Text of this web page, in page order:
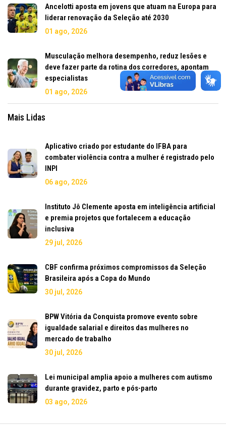
Ancelotti aposta em jovens que atuam na Europa para
liderar renovação da Seleção até 2030
01 ago, 2026
Musculação melhora desempenho, reduz lesões e
deve fazer parte da rotina dos corredores, apontam
especialistas
01 ago, 2026
Mais Lidas
Aplicativo criado por estudante do IFBA para
combater violência contra a mulher é registrado pelo
INPI
06 ago, 2026
Instituto Jô Clemente aposta em inteligência artificial
e premia projetos que fortalecem a educação
inclusiva
29 jul, 2026
CBF confirma próximos compromissos da Seleção
Brasileira após a Copa do Mundo
30 jul, 2026
BPW Vitória da Conquista promove evento sobre
igualdade salarial e direitos das mulheres no
mercado de trabalho
30 jul, 2026
Lei municipal amplia apoio a mulheres com autismo
durante gravidez, parto e pós-parto
03 ago, 2026